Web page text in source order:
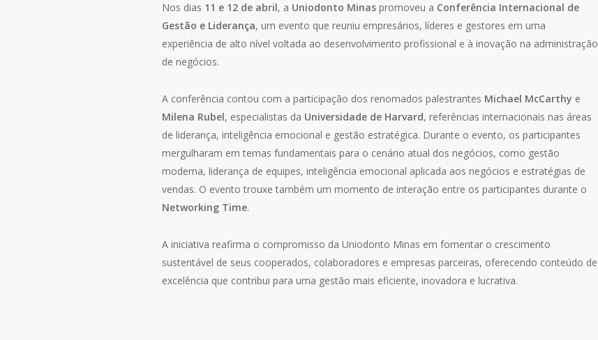
Nos dias 11 e 12 de abril, a Uniodonto Minas promoveu a Conferência Internacional de
Gestão e Liderança, um evento que reuniu empresários, líderes e gestores em uma
experiência de alto nível voltada ao desenvolvimento profissional e à inovação na administração
de negócios.
A conferência contou com a participação dos renomados palestrantes Michael McCarthy e
Milena Rubel, especialistas da Universidade de Harvard, referências internacionais nas áreas
de liderança, inteligência emocional e gestão estratégica. Durante o evento, os participantes
mergulharam em temas fundamentais para o cenário atual dos negócios, como gestão
moderna, liderança de equipes, inteligência emocional aplicada aos negócios e estratégias de
vendas. O evento trouxe também um momento de interação entre os participantes durante o
Networking Time.
A iniciativa reafirma o compromisso da Uniodonto Minas em fomentar o crescimento
sustentável de seus cooperados, colaboradores e empresas parceiras, oferecendo conteúdo de
excelência que contribui para uma gestão mais eficiente, inovadora e lucrativa.